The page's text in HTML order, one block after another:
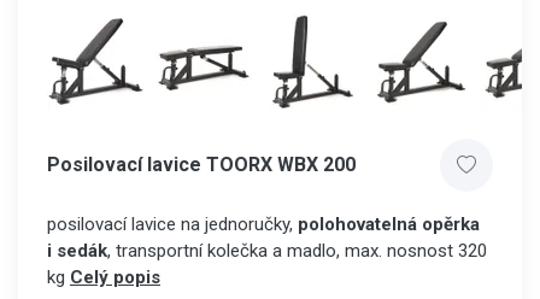
Posilovací lavice TOORX WBX 200
posilovací lavice na jednoručky, polohovatelná opěrka
i sedák, transportní kolečka a madlo, max. nosnost 320
kg Celý popis